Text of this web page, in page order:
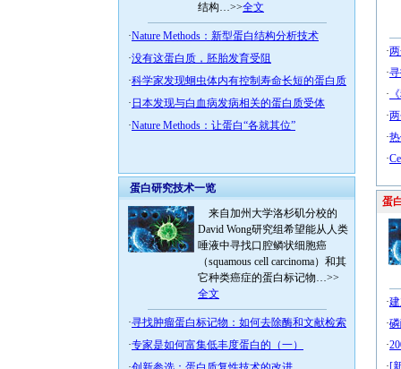
结构…>>全文
·Nature Methods：新型蛋白结构分析技术
·没有这蛋白质，胚胎发育受阻
·科学家发现蛔虫体内有控制寿命长短的蛋白质
· 日本发现与白血病发病相关的蛋白质受体
·Nature Methods：让蛋白“各就其位”
蛋白研究技术一览
来自加州大学洛杉矶分校的
David Wong研究组希望能从人类
唾液中寻找口腔鳞状细胞癌
（squamous cell carcinoma）和其
它种类癌症的蛋白标记物…>>
全文
·寻找肿瘤蛋白标记物：如何去除酶和文献检索
·专家是如何富集低丰度蛋白的（一）
·
·
·
·
·
·
蛋
·
·
·
·[